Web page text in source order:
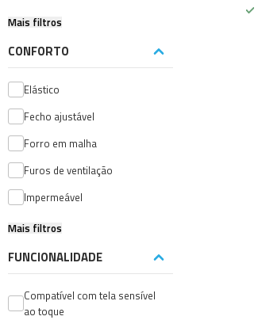
Mais filtros
CONFORTO
Elástico
Fecho ajustável
Forro em malha
Furos de ventilação
Impermeável
Mais filtros
FUNCIONALIDADE
Compatível com tela sensível
ao toque